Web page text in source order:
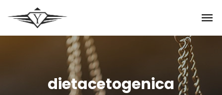
dietacetogenica